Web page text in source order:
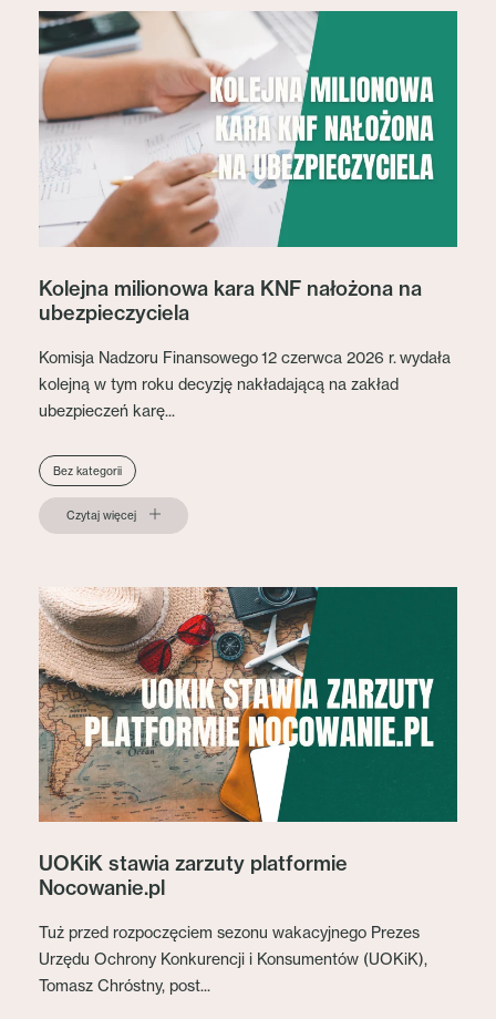
Kolejna milionowa kara KNF nałożona na
ubezpieczyciela
Komisja Nadzoru Finansowego 12 czerwca 2026 r. wydała
kolejną w tym roku decyzję nakładającą na zakład
ubezpieczeń karę...
Bez kategorii
Czytaj więcej
UOKiK stawia zarzuty platformie
Nocowanie.pl
Tuż przed rozpoczęciem sezonu wakacyjnego Prezes
Urzędu Ochrony Konkurencji i Konsumentów (UOKiK),
Tomasz Chróstny, post...